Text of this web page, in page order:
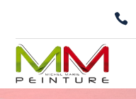
